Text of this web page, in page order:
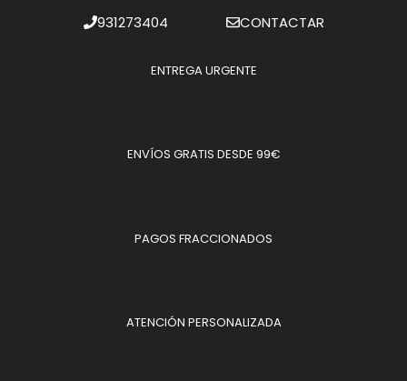
931273404 CONTACTAR
ENTREGA URGENTE
ENVÍOS GRATIS DESDE 99€
PAGOS FRACCIONADOS
ATENCIÓN PERSONALIZADA